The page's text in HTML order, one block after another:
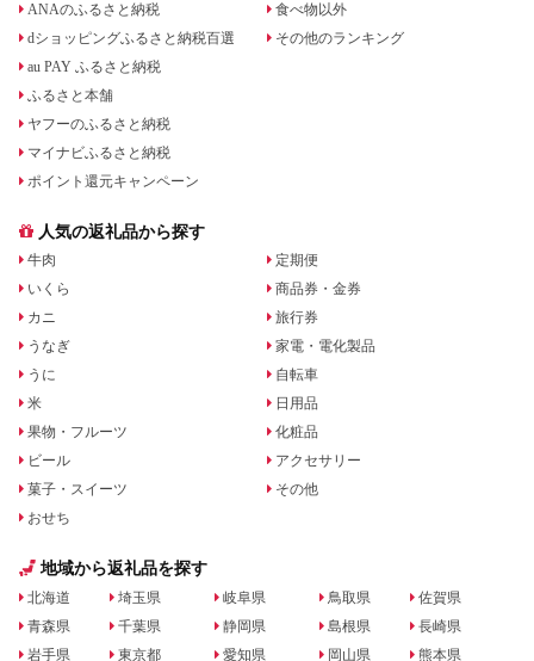
ANAのふるさと納税
dショッピングふるさと納税百選
au PAY ふるさと納税
ふるさと本舗
ヤフーのふるさと納税
マイナビふるさと納税
ポイント還元キャンペーン
食べ物以外
その他のランキング
人気の返礼品から探す
牛肉
いくら
カニ
うなぎ
うに
米
果物・フルーツ
ビール
菓子・スイーツ
おせち
定期便
商品券・金券
旅行券
家電・電化製品
自転車
日用品
化粧品
アクセサリー
その他
地域から返礼品を探す
北海道
青森県
岩手県
埼玉県
千葉県
東京都
岐阜県
静岡県
愛知県
鳥取県
島根県
岡山県
佐賀県
長崎県
熊本県